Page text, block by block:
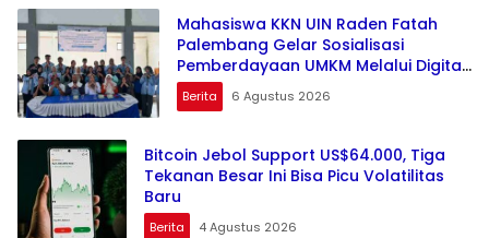
Mahasiswa KKN UIN Raden Fatah
Palembang Gelar Sosialisasi
Pemberdayaan UMKM Melalui Digital
Marketing dan QRIS di Desa Pangkul
Berita 6 Agustus 2026
Bitcoin Jebol Support US$64.000, Tiga
Tekanan Besar Ini Bisa Picu Volatilitas
Baru
Berita 4 Agustus 2026